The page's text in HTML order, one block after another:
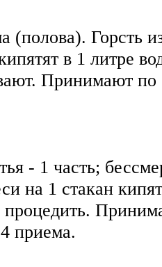
(полова). Горсть
в 1 литре
Принимают по
- 1 часть;
на 1 стакан
процедить.
приема.